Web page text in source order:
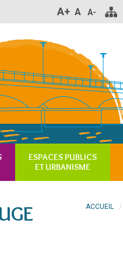
A+ A A-
ESPACES PUBLICS
ET URBANISME
ACCUEIL